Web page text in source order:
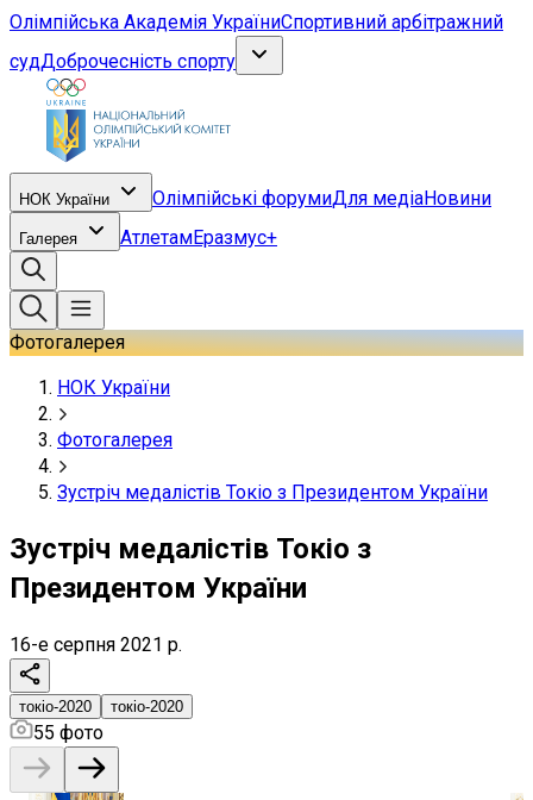
Олімпійська Академія УкраїниСпортивний арбітражний
судДоброчесність спорту
НОК України Олімпійські форумиДля медіаНовини
Галерея АтлетамЕразмус+
Фотогалерея
НОК України
Фотогалерея
Зустріч медалістів Токіо з Президентом України
Зустріч медалістів Токіо з
Президентом України
16-е серпня 2021 р.
токіо-2020 токіо-2020
55 фото